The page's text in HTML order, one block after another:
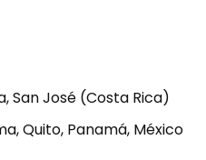
San José (Costa Rica)
Quito, Panamá, México